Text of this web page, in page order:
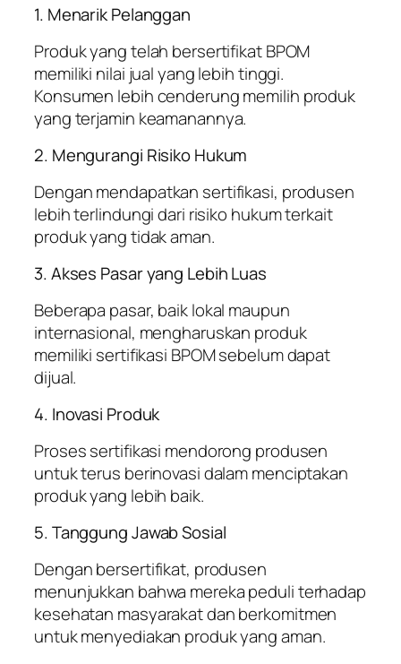
1. Menarik Pelanggan
Produk yang telah bersertifikat BPOM
memiliki nilai jual yang lebih tinggi.
Konsumen lebih cenderung memilih produk
yang terjamin keamanannya.
2. Mengurangi Risiko Hukum
Dengan mendapatkan sertifikasi, produsen
lebih terlindungi dari risiko hukum terkait
produk yang tidak aman.
3. Akses Pasar yang Lebih Luas
Beberapa pasar, baik lokal maupun
internasional, mengharuskan produk
memiliki sertifikasi BPOM sebelum dapat
dijual.
4. Inovasi Produk
Proses sertifikasi mendorong produsen
untuk terus berinovasi dalam menciptakan
produk yang lebih baik.
5. Tanggung Jawab Sosial
Dengan bersertifikat, produsen
menunjukkan bahwa mereka peduli terhadap
kesehatan masyarakat dan berkomitmen
untuk menyediakan produk yang aman.